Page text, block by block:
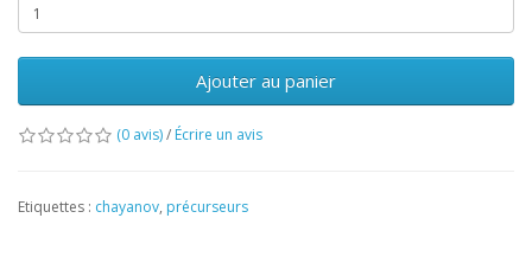
Ajouter au panier
(0 avis)/ Écrire un avis
Etiquettes : chayanov, précurseurs